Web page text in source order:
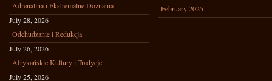
Adrenalina i Ekstremalne Doznania
July 28, 2026
Odchudzanie i Redukcja
July 26, 2026
Afrykańskie Kultury i Tradycje
July 25, 2026
February 2025